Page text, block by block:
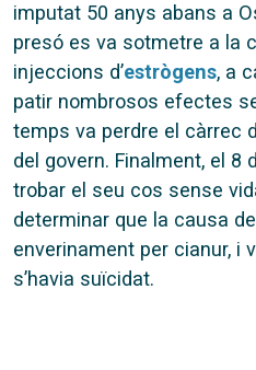
imputat 50 anys abans a
presó es va sotmetre a la
injeccions d’estrògens, a
patir nombrosos efectes
temps va perdre el càrrec
del govern. Finalment, el 8
trobar el seu cos sense
determinar que la causa
enverinament per cianur, i
s’havia suïcidat.